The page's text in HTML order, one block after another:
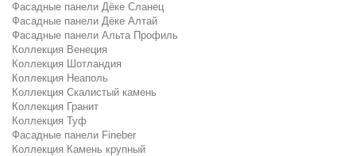
Фасадные панели Дёке Сланец
Фасадные панели Дёке Алтай
Фасадные панели Альта Профиль
Коллекция Венеция
Коллекция Шотландия
Коллекция Неаполь
Коллекция Скалистый камень
Коллекция Гранит
Коллекция Туф
Фасадные панели Fineber
Коллекция Камень крупный